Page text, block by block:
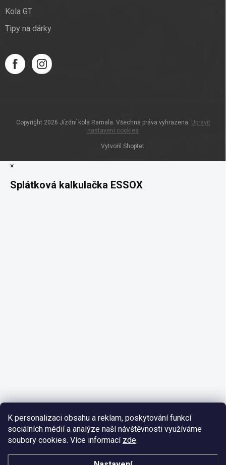
K personalizaci obsahu a reklam, poskytování funkcí
sociálních médií a analýze naší návštěvnosti využíváme
soubory cookies. Více informací zde.
Kola GT
Tipy na dárky
Vytvořil Shoptet
Copyright 2026 Jízdní kola Ramala. Všechna práva vyhrazena. Upravit
nastavení cookies
×
Splátková kalkulačka ESSOX